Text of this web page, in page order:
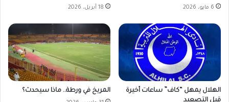
6 مايو، 2026 18 أبريل، 2026
الهلال يمهل “كاف” ساعات أخيرة
قبل التصعيد
المريخ في ورطة.. ماذا سيحدث؟